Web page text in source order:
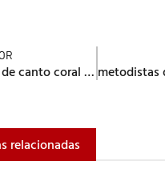
oficina de canto coral em piracicaba
relacionadas